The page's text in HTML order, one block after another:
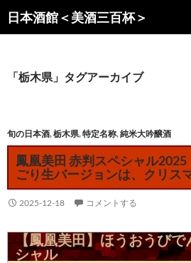
ン
キ
ッ
日本酒館＜美酒三百杯＞
索
「栃木県」タグアーカイブ
旬の日本酒,栃木県,特定名称,純米大吟醸酒
鳳凰美田 赤判スペシャル
ごり生バージョンは、クリス
2025-12-18 コメントする
【鳳凰美田】ほうおうび
シャル